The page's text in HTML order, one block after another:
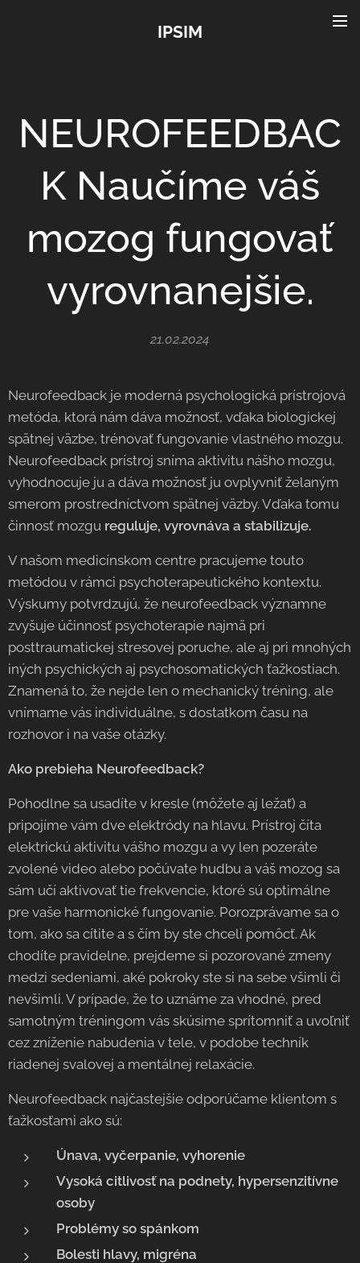
IPSIM
NEUROFEEDBAC
K Naučíme váš
mozog fungovať
vyrovnanejšie.
21.02.2024
Neurofeedback je moderná psychologická prístrojová
metóda, ktorá nám dáva možnosť, vďaka biologickej
spätnej väzbe, trénovať fungovanie vlastného mozgu.
Neurofeedback prístroj sníma aktivitu nášho mozgu,
vyhodnocuje ju a dáva možnosť ju ovplyvniť želaným
smerom prostredníctvom spätnej väzby. Vďaka tomu
činnosť mozgu reguluje, vyrovnáva a stabilizuje.
V našom medicínskom centre pracujeme touto
metódou v rámci psychoterapeutického kontextu.
Výskumy potvrdzujú, že neurofeedback významne
zvyšuje účinnosť psychoterapie najmä pri
posttraumatickej stresovej poruche, ale aj pri mnohých
iných psychických aj psychosomatických ťažkostiach.
Znamená to, že nejde len o mechanický tréning, ale
vnímame vás individuálne, s dostatkom času na
rozhovor i na vaše otázky.
Ako prebieha Neurofeedback?
Pohodlne sa usadíte v kresle (môžete aj ležať) a
pripojíme vám dve elektródy na hlavu. Prístroj číta
elektrickú aktivitu vášho mozgu a vy len pozeráte
zvolené video alebo počúvate hudbu a váš mozog sa
sám učí aktivovať tie frekvencie, ktoré sú optimálne
pre vaše harmonické fungovanie. Porozprávame sa o
tom, ako sa cítite a s čím by ste chceli pomôcť. Ak
chodíte pravidelne, prejdeme si pozorované zmeny
medzi sedeniami, aké pokroky ste si na sebe všimli či
nevšimli. V prípade, že to uznáme za vhodné, pred
samotným tréningom vás skúsime sprítomniť a uvoľniť
cez zníženie nabudenia v tele, v podobe techník
riadenej svalovej a mentálnej relaxácie.
Neurofeedback najčastejšie odporúčame klientom s
ťažkosťami ako sú:
Únava, vyčerpanie, vyhorenie
Vysoká citlivosť na podnety, hypersenzitívne
osoby
Problémy so spánkom
Bolesti hlavy, migréna